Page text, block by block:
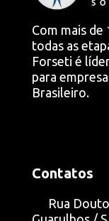
Com mais de
todas as
Forseti é
para
Brasileiro.
Contatos
Rua